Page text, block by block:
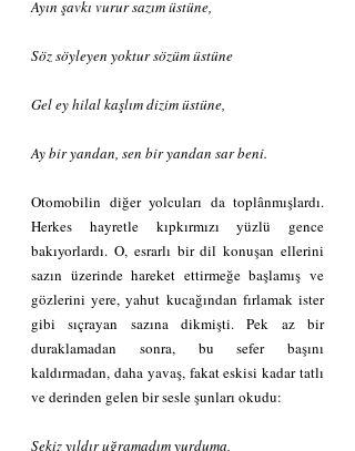
Ayın şavkı vurur sazım üstüne,
Söz söyleyen yoktur sözüm üstüne
Gel ey hilal kaşlım dizim üstüne,
Ay bir yandan, sen bir yandan sar beni.
Otomobilin diğer yolcuları da toplânmışlardı.
Herkes hayretle kıpkırmızı yüzlü gence
bakıyorlardı. O, esrarlı bir dil konuşan ellerini
sazın üzerinde hareket ettirmeğe başlamış ve
gözlerini yere, yahut kucağından fırlamak ister
gibi sıçrayan sazına dikmişti. Pek az bir
duraklamadan sonra, bu sefer başını
kaldırmadan, daha yavaş, fakat eskisi kadar tatlı
ve derinden gelen bir sesle şunları okudu:
Sekiz yıldır uğramadım yurduma,